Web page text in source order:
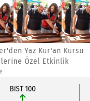
Yaz Kur'an Kursu
Özel Etkinlik
BIST 100